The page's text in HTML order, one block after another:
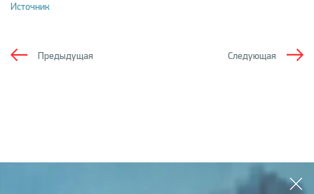
Источник
Следующая
Предыдущая